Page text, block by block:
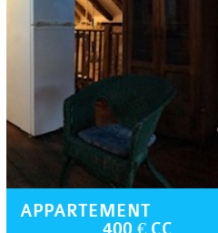
APPARTEMENT
400 € CC